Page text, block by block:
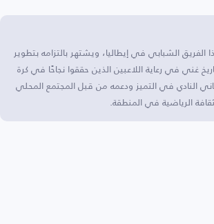
الشبابي في إيطاليا، ويشتهر بالتزامه بتطوير
غني في رعاية اللاعبين الذين حققوا نجاحًا في كرة
النادي في التميز ودعمه من قبل المجتمع المحلي
الرياضية في المنطقة.